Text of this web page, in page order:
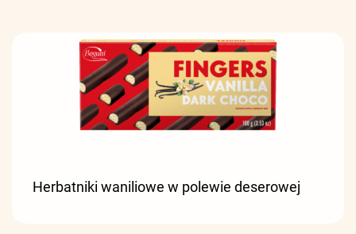
Herbatniki waniliowe w polewie deserowej